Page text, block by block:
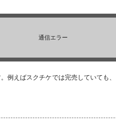
通信エラー
えばスクチケでは完売していても